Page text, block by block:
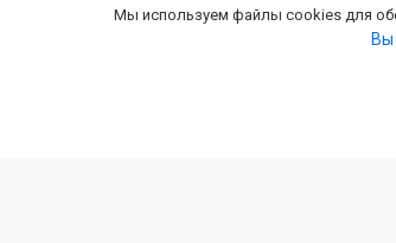
Мы используем файлы cookies для
Вы